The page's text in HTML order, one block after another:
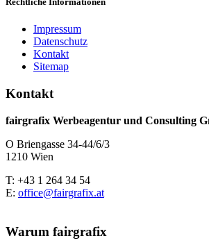
Impressum
Datenschutz
Kontakt
Sitemap
Kontakt
fairgrafix Werbeagentur und Consulting
O Briengasse 34-44/6/3
1210 Wien
T: +43 1 264 34 54
E: office@fairgrafix.at
Warum fairgrafix